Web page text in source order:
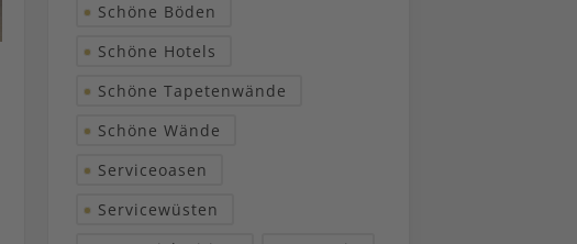
Schöne Böden
Schöne Hotels
Schöne Tapetenwände
Schöne Wände
Serviceoasen
Servicewüsten